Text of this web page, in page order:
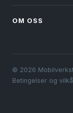
OM OSS
© 2026
Betingelser og